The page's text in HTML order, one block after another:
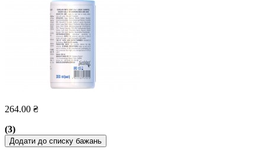
264.00 ₴
(3)
Додати до списку бажань